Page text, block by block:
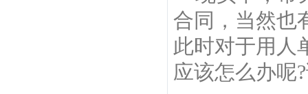
合同，当然也
此时对于用人
应该怎么办呢